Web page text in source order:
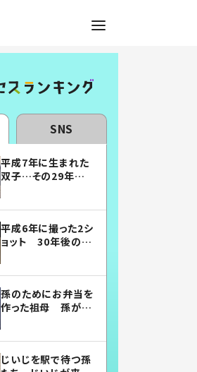
SNS
平成7年に生まれた
双子…その29年後
平成6年に撮った2シ
ョット 30年後の姿
孫のためにお弁当を
作った祖母 孫が絶
じいじを駅で待つ孫